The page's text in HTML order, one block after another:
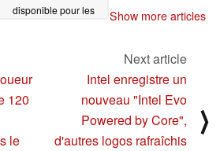
disponible pour les
Show more articles
120
le
Next article
Intel enregistre un
nouveau "Intel Evo
Powered by Core",
d'autres logos rafraîchis
⟩